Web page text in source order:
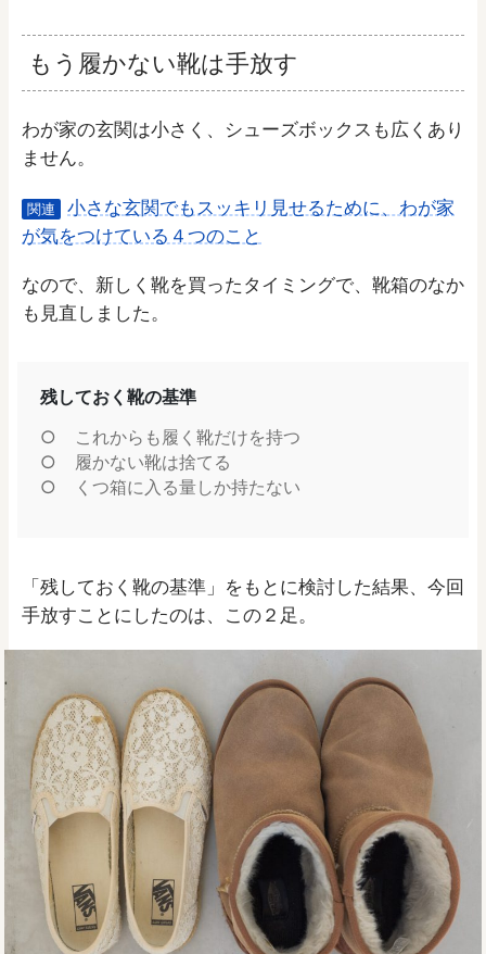
もう履かない靴は手放す
わが家の玄関は小さく、シューズボックスも広くあり
ません。
関連
小さな玄関でもスッキリ見せるために、わが家
が気をつけている４つのこと
なので、新しく靴を買ったタイミングで、靴箱のなか
も見直しました。
残しておく靴の基準
これからも履く靴だけを持つ
履かない靴は捨てる
くつ箱に入る量しか持たない
「残しておく靴の基準」をもとに検討した結果、今回
手放すことにしたのは、この２足。